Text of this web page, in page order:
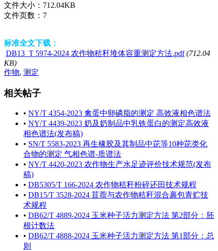
文件大小： 712.04KB
文件页数： 7
标准全文下载：
DB13_T 5974-2024 农作物秸秆堆体容重测定方法.pdf (712.04
KB)
作物, 测定
相关帖子
• NY/T 4354-2023 禽蛋中卵磷脂的测定 高效液相色谱法
• NY/T 4439-2023 奶及奶制品中乳铁蛋白的测定高效液
相色谱法(发布稿)
• SN/T 5583-2023 再生橡胶及其制品中芘等10种芘类化
合物的测定 气相色谱-质谱法
• NY/T 4420-2023 农作物生产水足迹评价技术规范(发布
稿)
• DB5305/T 166-2024 农作物秸秆粉碎还田技术规程
• DB15/T 3528-2024 苜蓿与农作物秸秆混合裹包青贮技
术规程
• DB62/T 4889-2024 玉米种子活力测定方法 第2部分：胚
根计数法
• DB62/T 4888-2024 玉米种子活力测定方法 第1部分：总
则